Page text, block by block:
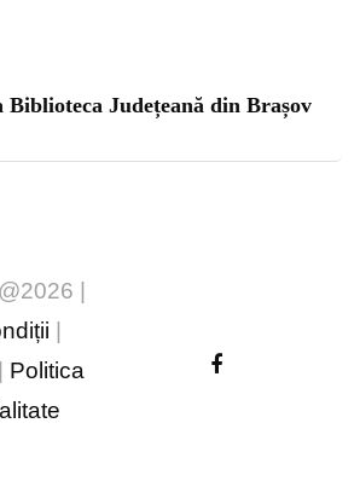
Biblioteca Județeană din Brașov
|
|
| Politica